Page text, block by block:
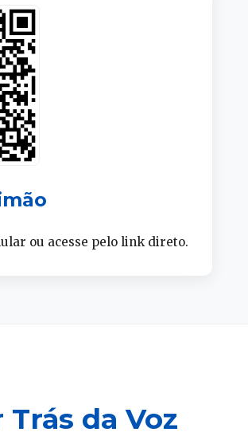
ou acesse pelo link direto.
da Voz